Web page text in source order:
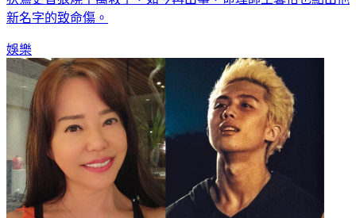
新名字的致命傷。
娛樂